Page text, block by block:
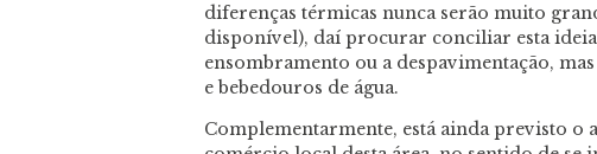
diferenças térmicas nunca serão muito
disponível), daí procurar conciliar esta
ensombramento ou a despavimentação,
e bebedouros de água.
Complementarmente, está ainda previsto o